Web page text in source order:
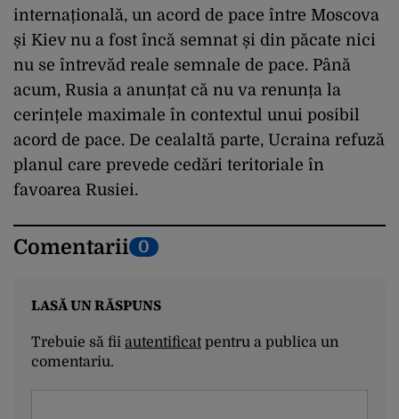
internațională, un acord de pace între Moscova
și Kiev nu a fost încă semnat și din păcate nici
nu se întrevăd reale semnale de pace. Până
acum, Rusia a anunțat că nu va renunța la
cerințele maximale în contextul unui posibil
acord de pace. De cealaltă parte, Ucraina refuză
planul care prevede cedări teritoriale în
favoarea Rusiei.
Comentarii 0
LASĂ UN RĂSPUNS
Trebuie să fii autentificatpentru a publica un
comentariu.